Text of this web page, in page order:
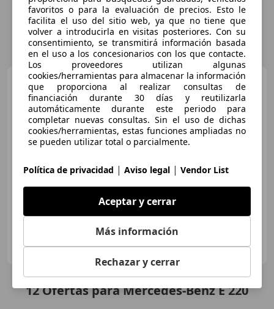
Mercedes-Benz E 220 d
berlina[0-805]
€ 56.900
ES-26140 LARDERO
12Ofertaspara Mercedes-Benz E 220
favoritos o para la evaluación de precios. Esto le
facilita el uso del sitio web, ya que no tiene que
volver a introducirla en visitas posteriores. Con su
consentimiento, se transmitirá información basada
en el uso a los concesionarios con los que contacte.
Los proveedores utilizan algunas
cookies/herramientas para almacenar la información
que proporciona al realizar consultas de
financiación durante 30 días y reutilizarla
automáticamente durante este periodo para
completar nuevas consultas. Sin el uso de dichas
cookies/herramientas, estas funciones ampliadas no
se pueden utilizar total o parcialmente.
Política de privacidad | Aviso legal | Vendor List
Aceptar y cerrar
Más información
Rechazar y cerrar